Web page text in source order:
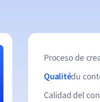
Proceso de
Qualitédu
Calidad del